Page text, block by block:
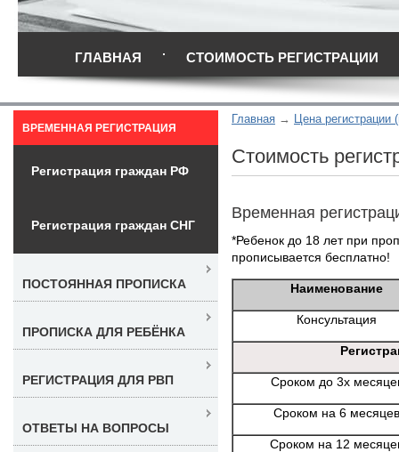
ГЛАВНАЯ СТОИМОСТЬ РЕГИСТРАЦИИ
Главная Цена регистрации
Стоимость
Временная
*Ребенок до 18 лет при
прописывается бесплатно!
Наименование
Консультация
Сроком до 3х
Сроком на 6 месяцев
Сроком на 12
ВРЕМЕННАЯ РЕГИСТРАЦИЯ
Регистрация граждан РФ
Регистрация граждан СНГ
ПОСТОЯННАЯ ПРОПИСКА
ПРОПИСКА ДЛЯ РЕБЁНКА
РЕГИСТРАЦИЯ ДЛЯ РВП
ОТВЕТЫ НА ВОПРОСЫ